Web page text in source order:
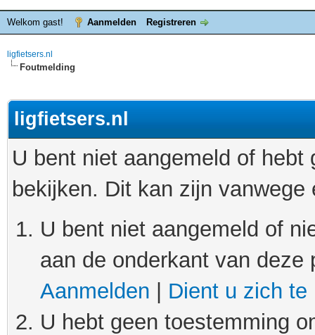
Welkom gast! Aanmelden Registreren
ligfietsers.nl
Foutmelding
ligfietsers.nl
U bent niet aangemeld of
bekijken. Dit kan zijn
U bent niet aangemeld of
aan de onderkant van
Aanmelden
Dient u zich te
U hebt geen toestemming